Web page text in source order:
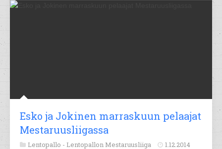
Esko ja Jokinen marraskuun pelaajat
Mestaruusliigassa
Lentopallo - Lentopallon Mestaruusliiga 1.12.2014